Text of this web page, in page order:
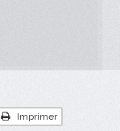
Imprimer